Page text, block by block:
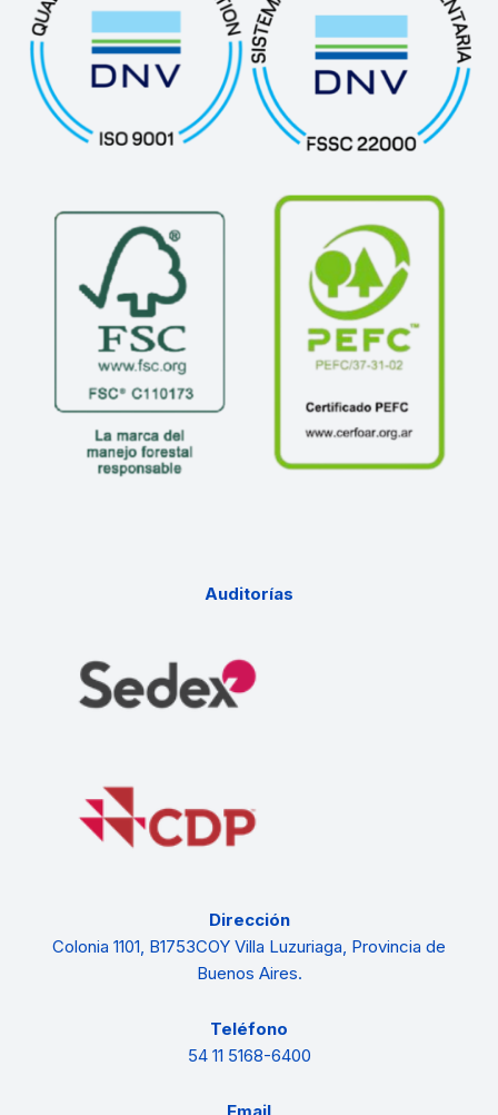
Auditorías
Dirección
Colonia 1101, B1753COY Villa Luzuriaga, Provincia de
Buenos Aires.
Teléfono
54 11 5168-6400